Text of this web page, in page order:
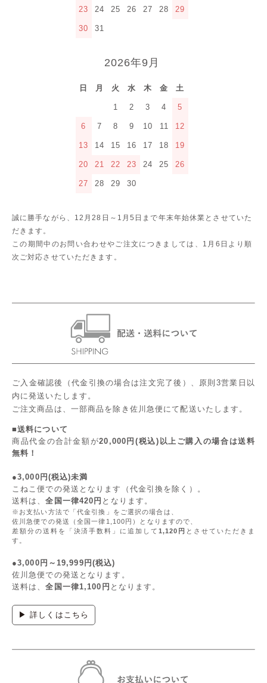
23 24 25 26 27 28 29
30 31
2026年9月
日 月 火 水 木 金 土
1 2 3 4 5
6 7 8 9 10 11 12
13 14 15 16 17 18 19
20 21 22 23 24 25 26
27 28 29 30
誠に勝手ながら、12月28日～1月5日まで年末年始休業とさせていた
だきます。
この期間中のお問い合わせやご注文につきましては、1月6日より順
次ご対応させていただきます。
ご入金確認後（代金引換の場合は注文完了後）、原則3営業日以
内に発送いたします。
ご注文商品は、一部商品を除き佐川急便にて配送いたします。
■送料について
商品代金の合計金額が20,000円(税込)以上ご購入の場合は送料
無料！
●3,000円(税込)未満
こねこ便での発送となります（代金引換を除く）。
送料は、全国一律420円 となります。
※お支払い方法で「代金引換」をご選択の場合は、
佐川急便での発送（全国一律1,100円）となりますので、
差額分の送料を「決済手数料」に追加して 1,120円 とさせていただきま
す。
●3,000円～19,999円(税込)
佐川急便での発送となります。
送料は、全国一律1,100円 となります。
▶ 詳しくはこちら